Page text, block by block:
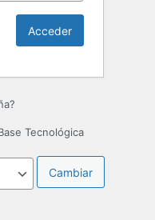
Tecnológica